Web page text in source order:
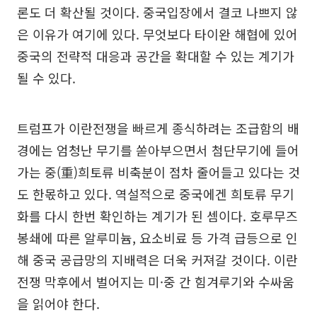
론도 더 확산될 것이다. 중국입장에서 결코 나쁘지 않
은 이유가 여기에 있다. 무엇보다 타이완 해협에 있어
중국의 전략적 대응과 공간을 확대할 수 있는 계기가
될 수 있다.
트럼프가 이란전쟁을 빠르게 종식하려는 조급함의 배
경에는 엄청난 무기를 쏟아부으면서 첨단무기에 들어
가는 중(重)희토류 비축분이 점차 줄어들고 있다는 것
도 한몫하고 있다. 역설적으로 중국에겐 희토류 무기
화를 다시 한번 확인하는 계기가 된 셈이다. 호루무즈
봉쇄에 따른 알루미늄, 요소비료 등 가격 급등으로 인
해 중국 공급망의 지배력은 더욱 커져갈 것이다. 이란
전쟁 막후에서 벌어지는 미·중 간 힘겨루기와 수싸움
을 읽어야 한다.